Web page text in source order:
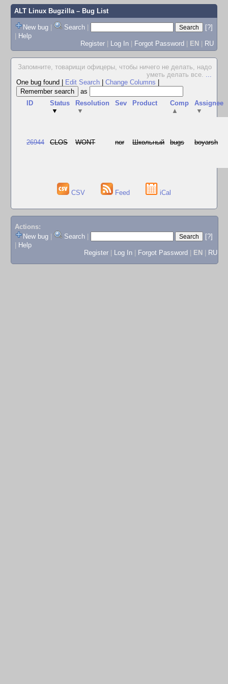
ALT Linux Bugzilla– Bug List
New bug | Search |
[?]
| Help
Register | Log In | Forgot Password | EN | RU
Запомните, товарищи офицеры, чтобы ничего не делать, надо
уметь делать все. ...
One bug found
Edit Search Change Columns
as
ID
Status
▼
Resolution
▼
Sev Product
Comp
▲
Assignee
▼
26944 CLOS WONT nor Школьный bugs boyarsh
CSV Feed iCal
Actions:
New bug
Search
[?]
Help
Register
Log In Forgot Password EN RU